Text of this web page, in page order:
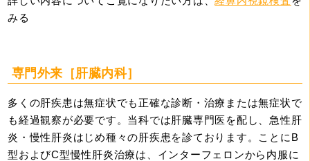
みる
専門外来［肝臓内科］
多くの肝疾患は無症状でも正確な診断・治療または無症状で
も経過観察が必要です。当科では肝臓専門医を配し、急性肝
炎・慢性肝炎はじめ種々の肝疾患を診ております。ことにB
型およびC型慢性肝炎治療は、インターフェロンから内服に